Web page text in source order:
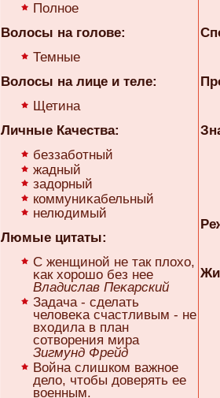
Полное
Волосы на голове:
Темные
Волосы на лице и теле:
Щетина
Личные Качества:
беззаботный
жадный
задорный
коммуниκaбельный
нелюдимый
Люмые цитаты:
С женщиной не так плохо,
κaк хорошо без нее
Владислав Пеκaрский
Задача - сделать
человеκa счастливым - не
входила в план
сотворения мира
Зигмунд Фрейд
Война слишком важное
дело, чтобы доверять ее
военным.